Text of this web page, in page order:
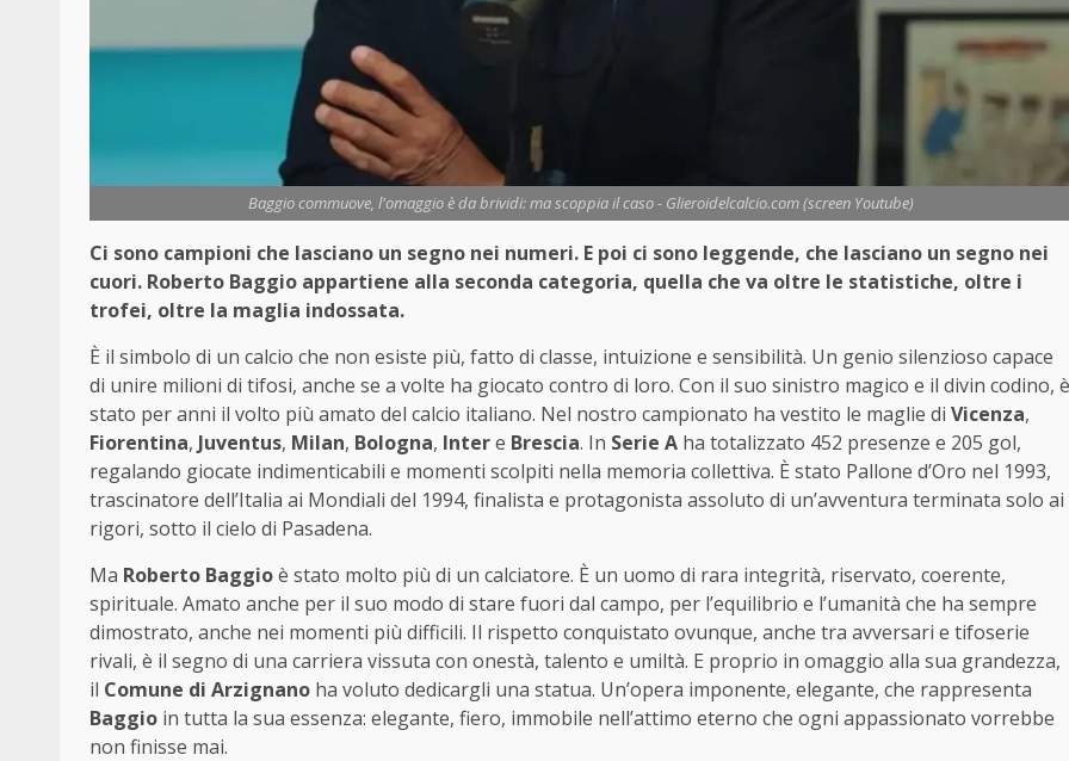
Baggio commuove, l'omaggio è da brividi: ma scoppia il caso - Glieroidelcalcio.com (screen Youtube)
Ci sono campioni che lasciano un segno nei numeri. E poi ci sono leggende, che lasciano un segno nei
cuori. Roberto Baggio appartiene alla seconda categoria, quella che va oltre le statistiche, oltre i
trofei, oltre la maglia indossata.
È il simbolo di un calcio che non esiste più, fatto di classe, intuizione e sensibilità. Un genio silenzioso capace
di unire milioni di tifosi, anche se a volte ha giocato contro di loro. Con il suo sinistro magico e il divin codino, è
stato per anni il volto più amato del calcio italiano. Nel nostro campionato ha vestito le maglie di Vicenza,
Fiorentina, Juventus, Milan, Bologna, Intere Brescia. In Serie A ha totalizzato 452 presenze e 205 gol,
regalando giocate indimenticabili e momenti scolpiti nella memoria collettiva. È stato Pallone d’Oro nel 1993,
trascinatore dell’Italia ai Mondiali del 1994, finalista e protagonista assoluto di un’avventura terminata solo ai
rigori, sotto il cielo di Pasadena.
Ma Roberto Baggioè stato molto più di un calciatore. È un uomo di rara integrità, riservato, coerente,
spirituale. Amato anche per il suo modo di stare fuori dal campo, per l’equilibrio e l’umanità che ha sempre
dimostrato, anche nei momenti più difficili. Il rispetto conquistato ovunque, anche tra avversari e tifoserie
rivali, è il segno di una carriera vissuta con onestà, talento e umiltà. E proprio in omaggio alla sua grandezza,
il Comune di Arzignano ha voluto dedicargli una statua. Un’opera imponente, elegante, che rappresenta
Baggio in tutta la sua essenza: elegante, fiero, immobile nell’attimo eterno che ogni appassionato vorrebbe
non finisse mai.